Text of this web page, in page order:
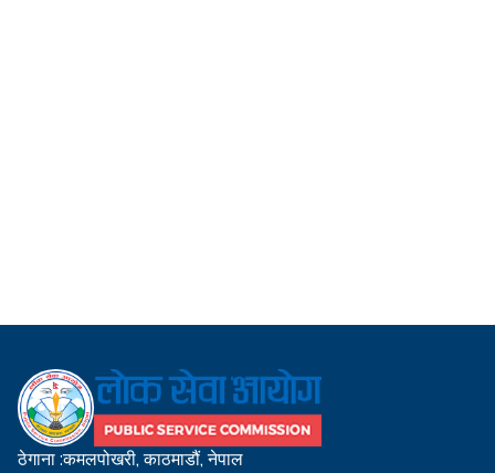
ठेगाना :कमलपोखरी, काठमाडौं, नेपाल